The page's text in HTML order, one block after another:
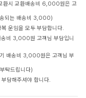
환시 교환배송비 6,000원은 고
되는 배송비 3,000)
운임을 모두 부담합니다.
송비 3,000원 고객님 부담입니
배송비 3,000원은 고객님 부
탁드립니다)
담해주셔야 합니다.